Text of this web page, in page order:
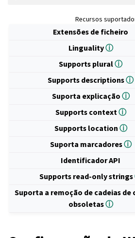
Recursos
Extensões de ficheiro
Lingualityⓘ
Supports pluralⓘ
Supports descriptionsⓘ
Suporta explicaçãoⓘ
Supports contextⓘ
Supports locationⓘ
Suporta marcadoresⓘ
Identificador API
Supports read-only strings
Suporta a remoção de cadeias de
obsoletasⓘ